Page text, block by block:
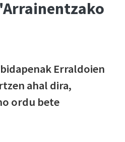
Erraldoien
ahal dira,
ordu bete